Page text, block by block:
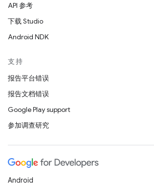
API 参考
下载 Studio
Android NDK
支持
报告平台错误
报告文档错误
Google Play support
参加调查研究
Android